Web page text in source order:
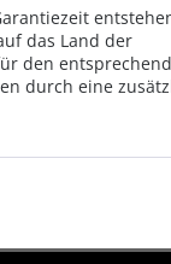
das Land der
den
durch eine